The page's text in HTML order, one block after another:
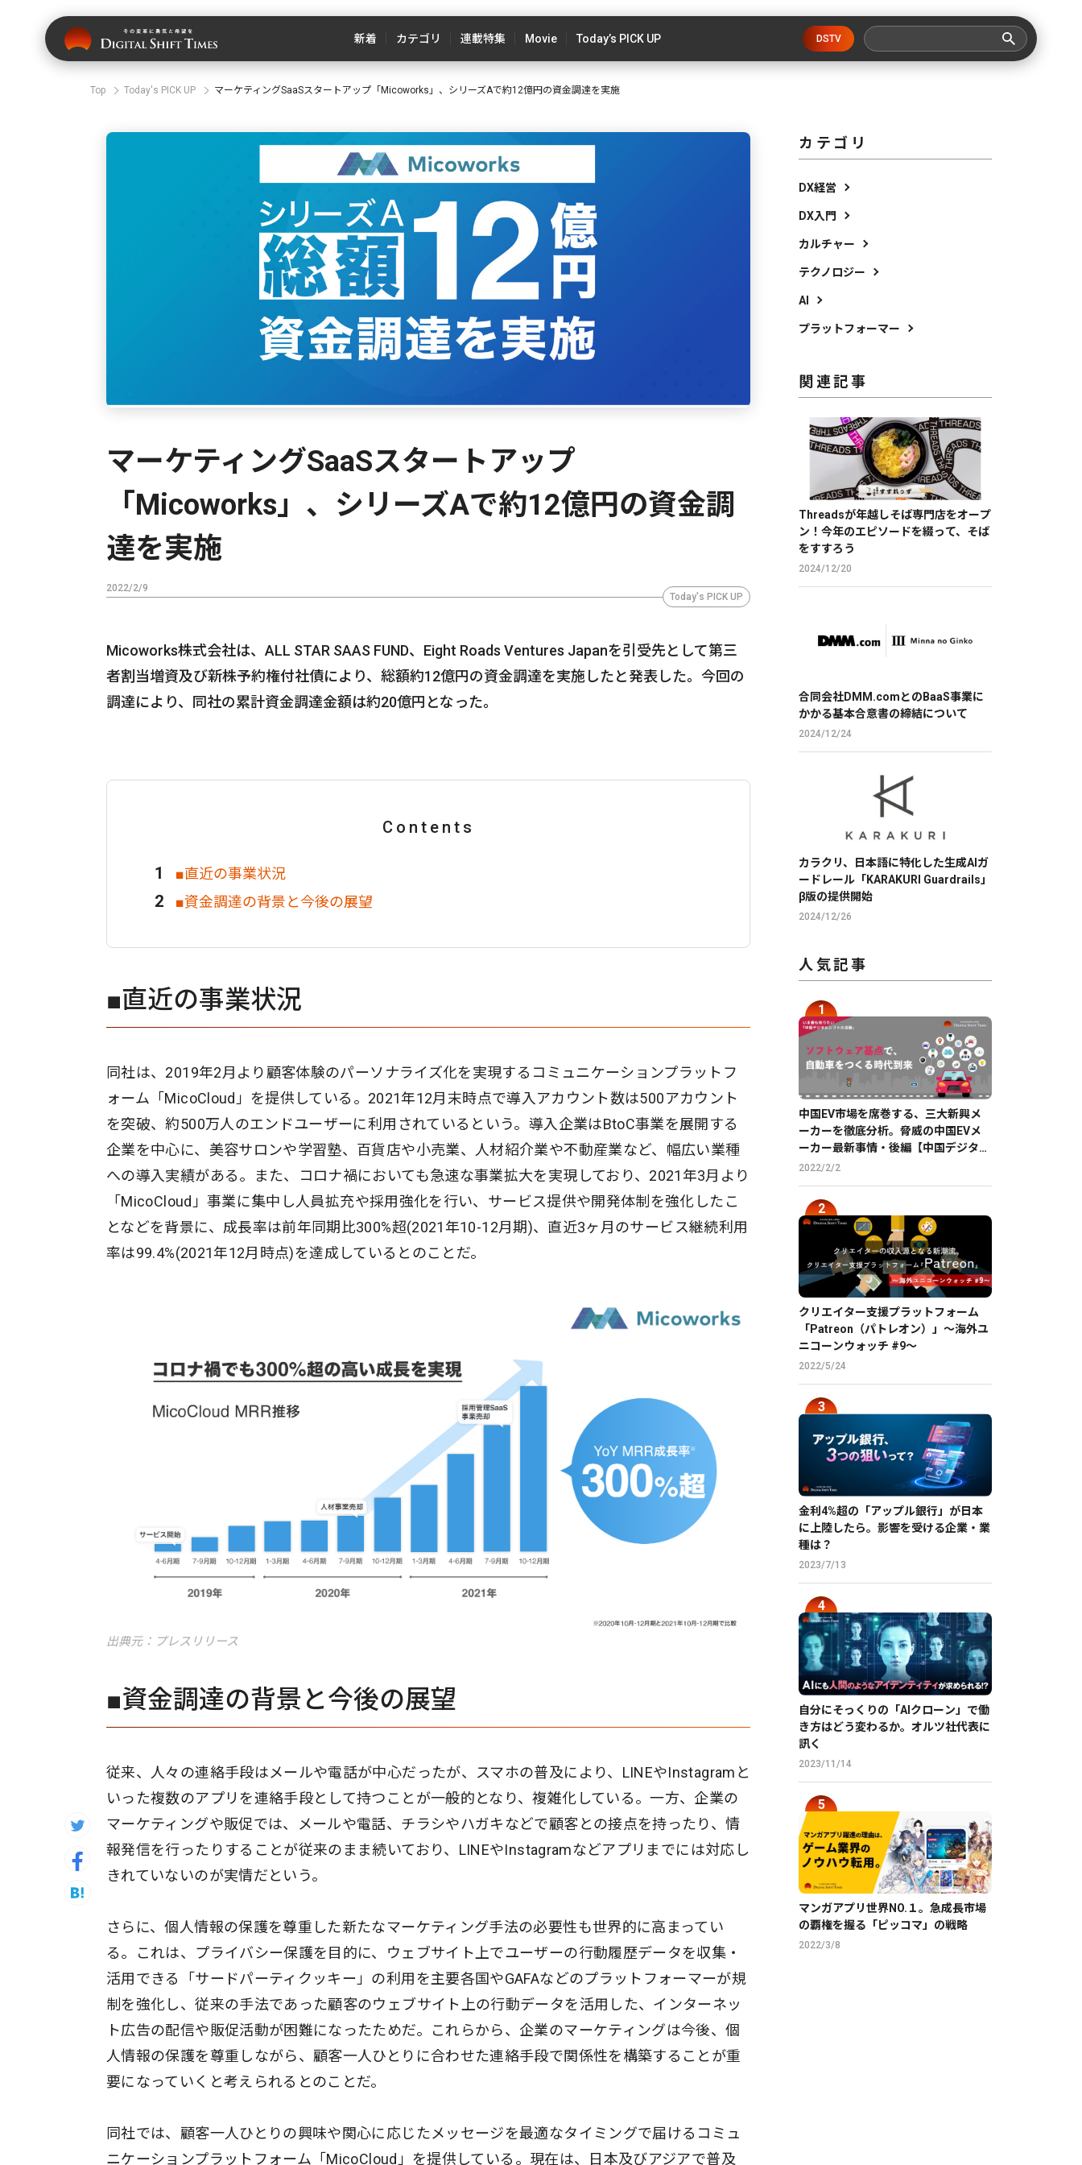
新着 カテゴリ 連載特集 Movie Today’s PICK UP DSTV
Top Today's PICK UP マーケティングSaaSスタートアップ「Micoworks」、シリーズAで約12億円の資金調達を実施
マーケティングSaaSスタートアップ
「Micoworks」、シリーズAで約12億円の資金調
達を実施
2022/2/9
Today's PICK UP
Micoworks株式会社は、ALL STAR SAAS FUND、Eight Roads Ventures Japanを引受先として第三
者割当増資及び新株予約権付社債により、総額約12億円の資金調達を実施したと発表した。今回の
調達により、同社の累計資金調達金額は約20億円となった。
Contents
■直近の事業状況
■資金調達の背景と今後の展望
■直近の事業状況
同社は、2019年2月より顧客体験のパーソナライズ化を実現するコミュニケーションプラットフ
ォーム「MicoCloud」を提供している。2021年12月末時点で導入アカウント数は500アカウント
を突破、約500万人のエンドユーザーに利用されているという。導入企業はBtoC事業を展開する
企業を中心に、美容サロンや学習塾、百貨店や小売業、人材紹介業や不動産業など、幅広い業種
への導入実績がある。また、コロナ禍においても急速な事業拡大を実現しており、2021年3月より
「MicoCloud」事業に集中し人員拡充や採用強化を行い、サービス提供や開発体制を強化したこ
となどを背景に、成長率は前年同期比300%超(2021年10-12月期)、直近3ヶ月のサービス継続利用
率は99.4%(2021年12月時点)を達成しているとのことだ。
出典元：プレスリリース
■資金調達の背景と今後の展望
従来、人々の連絡手段はメールや電話が中心だったが、スマホの普及により、LINEやInstagramと
いった複数のアプリを連絡手段として持つことが一般的となり、複雑化している。一方、企業の
マーケティングや販促では、メールや電話、チラシやハガキなどで顧客との接点を持ったり、情
報発信を行ったりすることが従来のまま続いており、LINEやInstagramなどアプリまでには対応し
きれていないのが実情だという。
さらに、個人情報の保護を尊重した新たなマーケティング手法の必要性も世界的に高まってい
る。これは、プライバシー保護を目的に、ウェブサイト上でユーザーの行動履歴データを収集・
活用できる「サードパーティクッキー」の利用を主要各国やGAFAなどのプラットフォーマーが規
制を強化し、従来の手法であった顧客のウェブサイト上の行動データを活用した、インターネッ
ト広告の配信や販促活動が困難になったためだ。これらから、企業のマーケティングは今後、個
人情報の保護を尊重しながら、顧客一人ひとりに合わせた連絡手段で関係性を構築することが重
要になっていくと考えられるとのことだ。
同社では、顧客一人ひとりの興味や関心に応じたメッセージを最適なタイミングで届けるコミュ
ニケーションプラットフォーム「MicoCloud」を提供している。現在は、日本及びアジアで普及
カテゴリ
DX経営
DX入門
カルチャー
テクノロジー
AI
プラットフォーマー
関連記事
Threadsが年越しそば専門店をオープ
ン！今年のエピソードを綴って、そば
をすすろう
2024/12/20
合同会社DMM.comとのBaaS事業に
かかる基本合意書の締結について
2024/12/24
カラクリ、日本語に特化した生成AIガ
ードレール「KARAKURI Guardrails」
β版の提供開始
2024/12/26
人気記事
中国EV市場を席巻する、三大新興メ
ーカーを徹底分析。脅威の中国EVメ
ーカー最新事情・後編【中国デジタル
企業最前線】
2022/2/2
クリエイター支援プラットフォーム
「Patreon（パトレオン）」〜海外ユ
ニコーンウォッチ #9〜
2022/5/24
金利4%超の「アップル銀行」が日本
に上陸したら。影響を受ける企業・業
種は？
2023/7/13
自分にそっくりの「AIクローン」で働
き方はどう変わるか。オルツ社代表に
訊く
2023/11/14
マンガアプリ世界NO.１。急成長市場
の覇権を握る「ピッコマ」の戦略
2022/3/8